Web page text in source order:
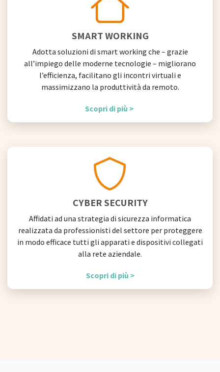
SMART WORKING
Adotta soluzioni di smart working che – grazie
all’impiego delle moderne tecnologie – migliorano
l’efficienza, facilitano gli incontri virtuali e
massimizzano la produttività da remoto.
Scopri di più >
CYBER SECURITY
Affidati ad una strategia di sicurezza informatica
realizzata da professionisti del settore per proteggere
in modo efficace tutti gli apparati e dispositivi collegati
alla rete aziendale.
Scopri di più >